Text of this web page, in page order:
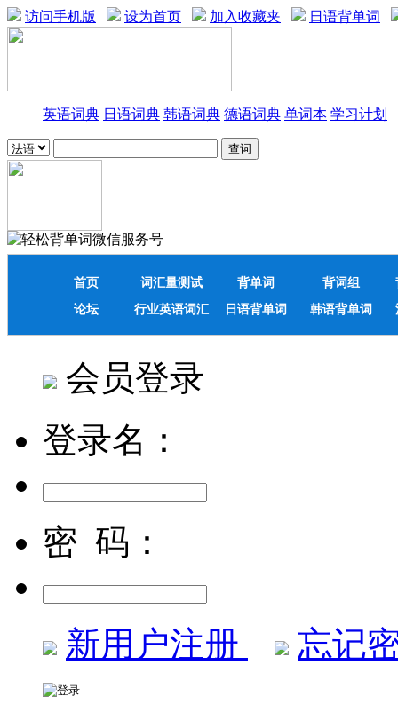
访问手机版 设为首页 加入收藏夹 日语背单词
英语词典 日语词典 韩语词典 德语词典 单词本 学习计划
首页 词汇量测试 背单词 背词组
论坛
行业英语词汇 日语背单词 韩语背单词
会员登录
登录名：
密 码：
新用户注册 忘记